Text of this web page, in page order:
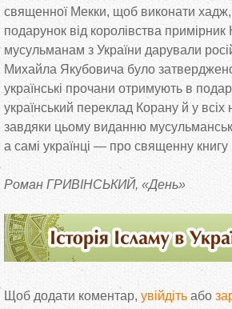
священної Мекки, щоб виконати
подарунок від королівства
мусульманам з України дарували
Михайла Якубовича було затверджено
українські прочани отримують в
український переклад Корану й у
завдяки цьому виданню
а самі українці — про священну книгу
Роман ГРИВІНСЬКИЙ, «День»
Щоб додати коментар, увійдіть або